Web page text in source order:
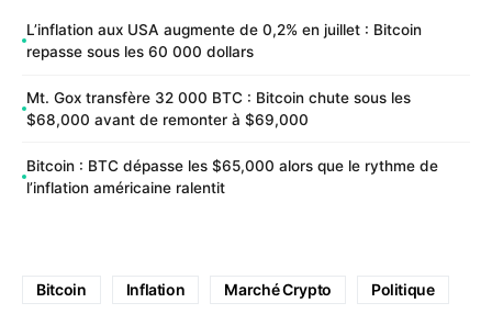
L’inflation aux USA augmente de 0,2% en juillet : Bitcoin
repasse sous les 60 000 dollars
Mt. Gox transfère 32 000 BTC : Bitcoin chute sous les
$68,000 avant de remonter à $69,000
Bitcoin : BTC dépasse les $65,000 alors que le rythme de
l’inflation américaine ralentit
Bitcoin Inflation Marché Crypto Politique